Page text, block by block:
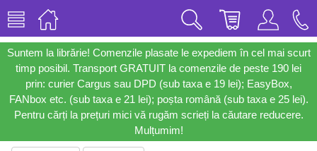
Suntem la librărie! Comenzile plasate le expediem în cel mai scurt
timp posibil. Transport GRATUIT la comenzile de peste 190 lei
prin: curier Cargus sau DPD (sub taxa e 19 lei); EasyBox,
FANbox etc. (sub taxa e 21 lei); poșta română (sub taxa e 25 lei).
Pentru cărți la prețuri mici vă rugăm scrieți la căutare reducere.
Mulțumim!